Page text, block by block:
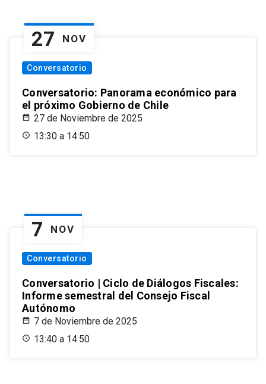
27 NOV
Conversatorio
Conversatorio: Panorama económico para
el próximo Gobierno de Chile
27 de Noviembre de 2025
13:30 a 14:50
7 NOV
Conversatorio
Conversatorio | Ciclo de Diálogos Fiscales:
Informe semestral del Consejo Fiscal
Autónomo
7 de Noviembre de 2025
13:40 a 14:50